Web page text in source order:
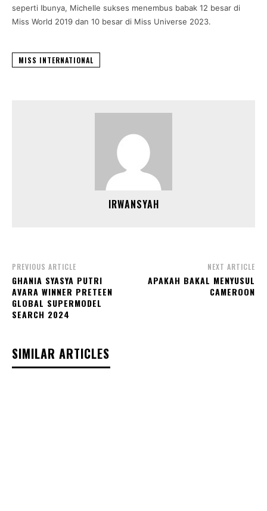
seperti Ibunya, Michelle sukses menembus babak 12 besar di
Miss World 2019 dan 10 besar di Miss Universe 2023.
MISS INTERNATIONAL
IRWANSYAH
PREVIOUS ARTICLE
GHANIA SYASYA PUTRI
AVARA WINNER PRETEEN
GLOBAL SUPERMODEL
SEARCH 2024
NEXT ARTICLE
APAKAH BAKAL MENYUSUL
CAMEROON
SIMILAR ARTICLES